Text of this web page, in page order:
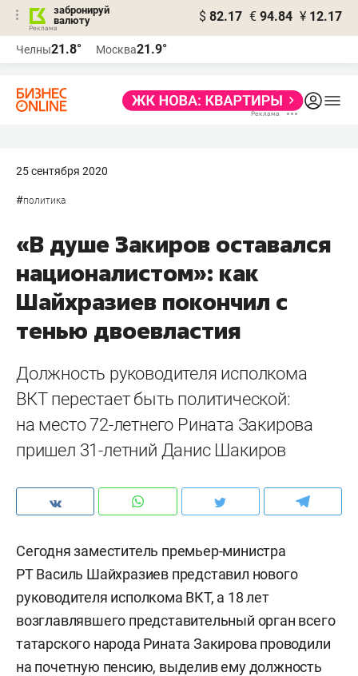
забронируй
валюту
$ 82.17 € 94.84 ¥ 12.17
Челны21.8° Москва21.9°
25 сентября 2020
#политика
«В душе Закиров оставался
националистом»: как
Шайхразиев покончил с
тенью двоевластия
Должность руководителя исполкома
ВКТ перестает быть политической:
на место 72-летнего Рината Закирова
пришел 31-летний Данис Шакиров
Сегодня заместитель премьер-министра
РТ Василь Шайхразиев представил нового
руководителя исполкома ВКТ, а 18 лет
возглавлявшего представительный орган всего
татарского народа Рината Закирова проводили
на почетную пенсию, выделив ему должность